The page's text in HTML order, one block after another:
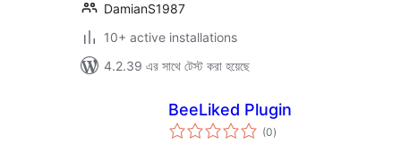
DamianS1987
10+ active installations
4.2.39 এর সাথে টেস্ট করা হয়েছে
BeeLiked Plugin
(0total
ratings
)